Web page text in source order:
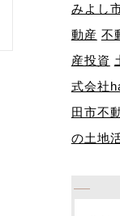
みよし
動産 不
産投資
式会社
田市不
の土地